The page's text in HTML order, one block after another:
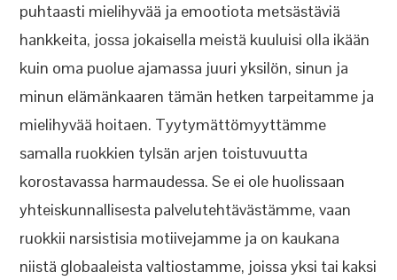
puhtaasti mielihyvää ja emootiota metsästäviä
hankkeita, jossa jokaisella meistä kuuluisi olla ikään
kuin oma puolue ajamassa juuri yksilön, sinun ja
minun elämänkaaren tämän hetken tarpeitamme ja
mielihyvää hoitaen. Tyytymättömyyttämme
samalla ruokkien tylsän arjen toistuvuutta
korostavassa harmaudessa. Se ei ole huolissaan
yhteiskunnallisesta palvelutehtävästämme, vaan
ruokkii narsistisia motiivejamme ja on kaukana
niistä globaaleista valtiostamme, joissa yksi tai kaksi